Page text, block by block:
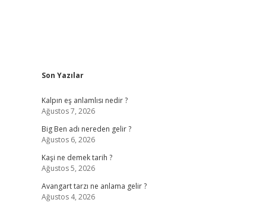
Sidebar
Son Yazılar
Kalpın eş anlamlısı nedir ?
Ağustos 7, 2026
Big Ben adı nereden gelir ?
Ağustos 6, 2026
Kaşi ne demek tarih ?
Ağustos 5, 2026
Avangart tarzı ne anlama gelir ?
Ağustos 4, 2026